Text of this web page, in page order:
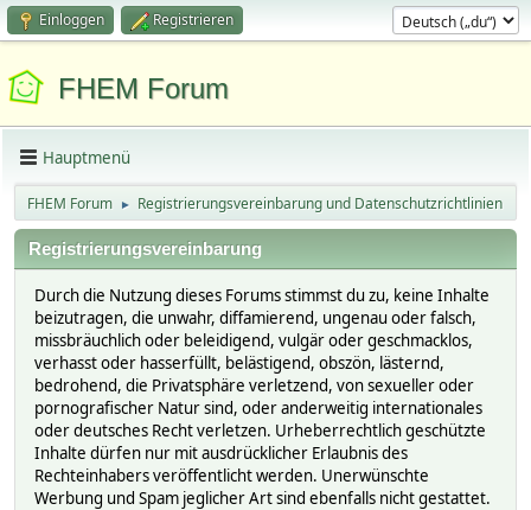
Einloggen Registrieren
FHEM Forum
Hauptmenü
FHEM Forum ► Registrierungsvereinbarung und Datenschutzrichtlinien
Registrierungsvereinbarung
Durch die Nutzung dieses Forums stimmst du zu, keine Inhalte
beizutragen, die unwahr, diffamierend, ungenau oder falsch,
missbräuchlich oder beleidigend, vulgär oder geschmacklos,
verhasst oder hasserfüllt, belästigend, obszön, lästernd,
bedrohend, die Privatsphäre verletzend, von sexueller oder
pornografischer Natur sind, oder anderweitig internationales
oder deutsches Recht verletzen. Urheberrechtlich geschützte
Inhalte dürfen nur mit ausdrücklicher Erlaubnis des
Rechteinhabers veröffentlicht werden. Unerwünschte
Werbung und Spam jeglicher Art sind ebenfalls nicht gestattet.